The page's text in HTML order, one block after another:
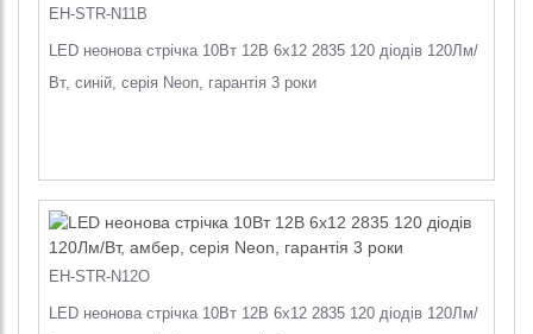
EH-STR-N11B
LED неонова стрічка 10Вт 12В 6х12 2835 120 діодів 120Лм/
Вт, синій, серія Neon, гарантія 3 роки
EH-STR-N12O
LED неонова стрічка 10Вт 12В 6х12 2835 120 діодів 120Лм/